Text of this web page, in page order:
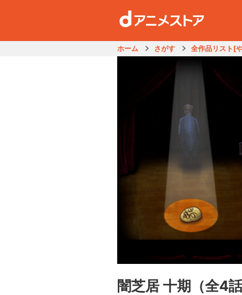
ホーム さがす 全作品リスト[
闇芝居 十期 （全4話